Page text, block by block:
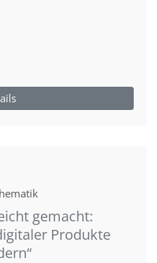
gemacht:
Produkte